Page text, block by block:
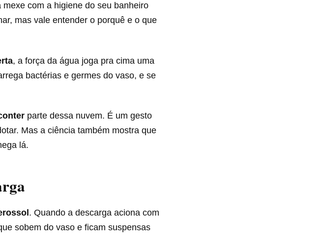
com a higiene do seu banheiro
mas vale entender o porquê e o que
, a força da água joga pra cima uma
bactérias e germes do vaso, e se
parte dessa nuvem. É um gesto
Mas a ciência também mostra que
lá.
. Quando a descarga aciona com
sobem do vaso e ficam suspensas